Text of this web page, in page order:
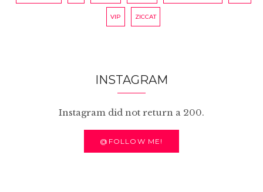
VIP ZICCAT
INSTAGRAM
Instagram did not return a 200.
@FOLLOW ME!